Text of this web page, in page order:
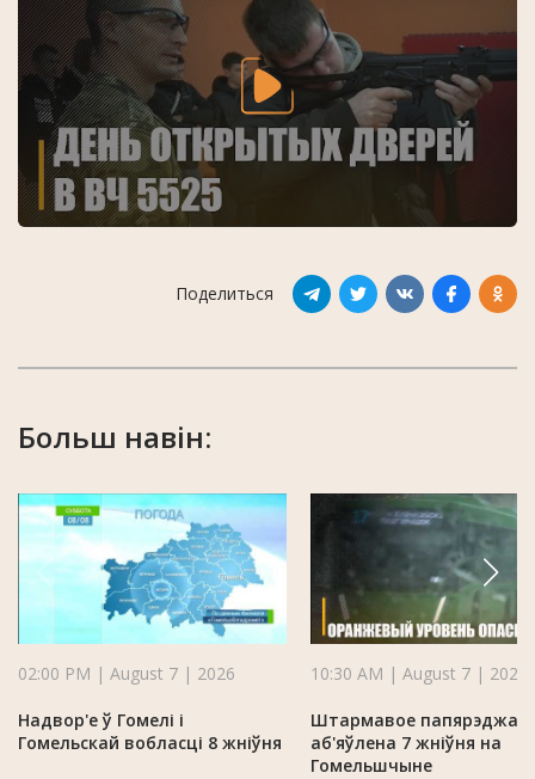
Поделиться
Больш навін:
02:00 PM | August 7 | 2026
Надвор'е ў Гомелі і
Гомельскай вобласці 8 жніўня
10:30 AM | August 7 | 2026
Штармавое
аб'яўлена 7 жніўня на
Гомельшчыне